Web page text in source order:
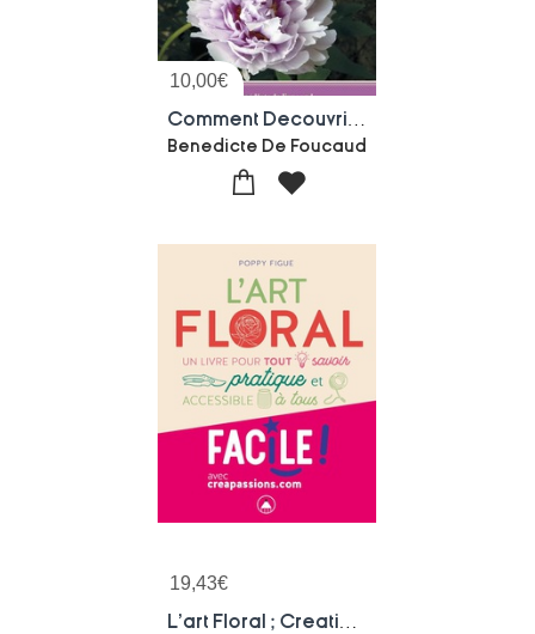
10,00€
Benedicte De Foucaud
19,43€